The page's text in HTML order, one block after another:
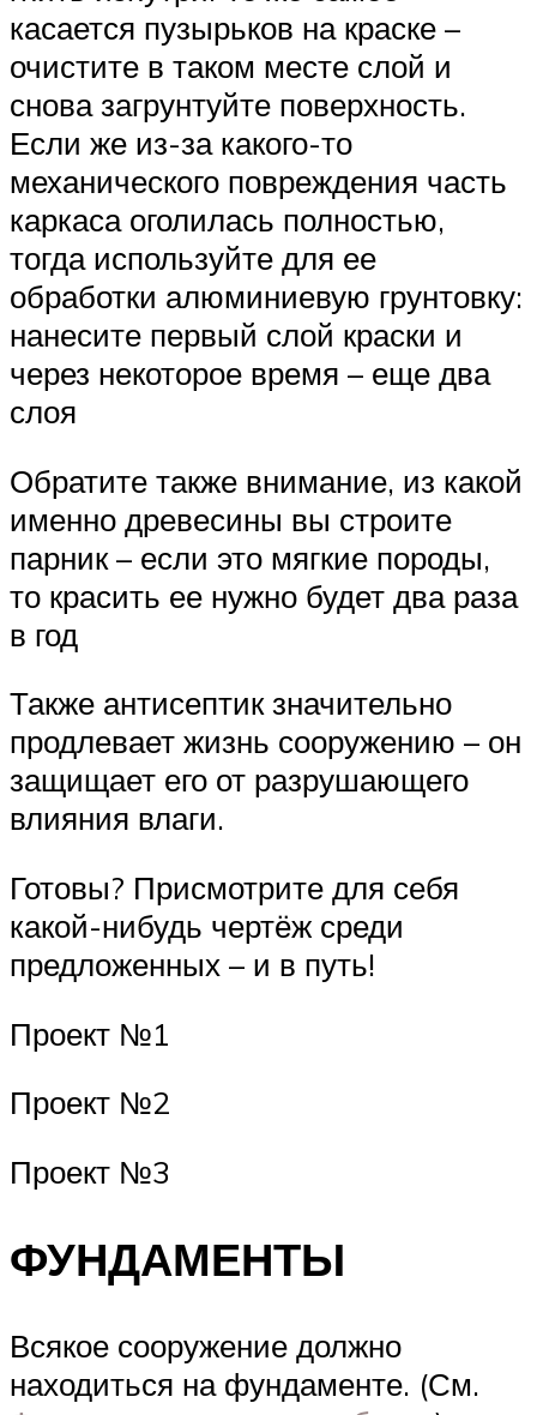
касается пузырьков на краске –
очистите в таком месте слой и
снова загрунтуйте поверхность.
Если же из-за какого-то
механического повреждения часть
каркаса оголилась полностью,
тогда используйте для ее
обработки алюминиевую грунтовку:
нанесите первый слой краски и
через некоторое время – еще два
слоя
Обратите также внимание, из какой
именно древесины вы строите
парник – если это мягкие породы,
то красить ее нужно будет два раза
в год
Также антисептик значительно
продлевает жизнь сооружению – он
защищает его от разрушающего
влияния влаги.
Готовы? Присмотрите для себя
какой-нибудь чертёж среди
предложенных – и в путь!
Проект №1
Проект №2
Проект №3
ФУНДАМЕНТЫ
Всякое сооружение должно
находиться на фундаменте. (См.